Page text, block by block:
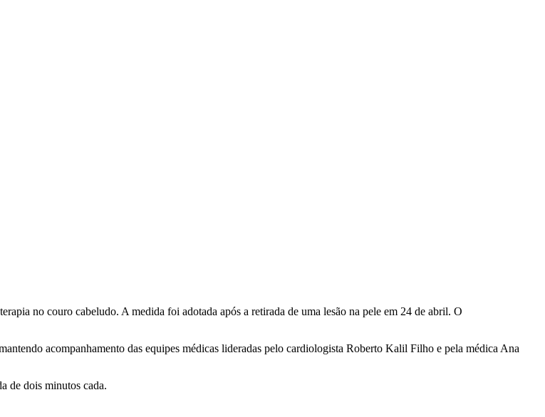
no couro cabeludo. A medida foi adotada após a retirada de uma lesão na pele em 24 de abril. O
acompanhamento das equipes médicas lideradas pelo cardiologista Roberto Kalil Filho e pela médica Ana
de dois minutos cada.